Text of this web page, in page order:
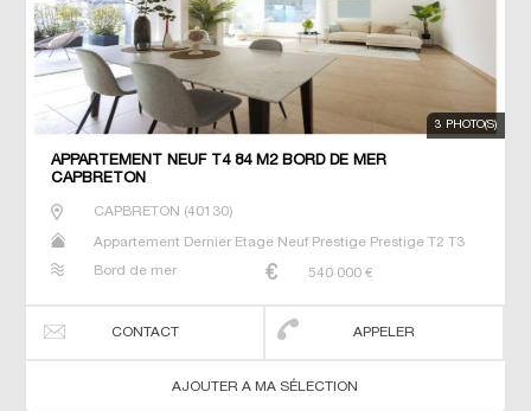
3 PHOTO(S)
APPARTEMENT NEUF T4 84 M2 BORD DE MER
CAPBRETON
CAPBRETON (40130)
Appartement Dernier Etage Neuf Prestige Prestige T2 T3
Bord de mer
540 000 €
CONTACT APPELER
AJOUTER A MA SÉLECTION